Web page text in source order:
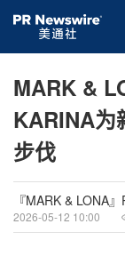
MARK &
KARINA为
步伐
『MARK & LONA
2026-05-12 10:00